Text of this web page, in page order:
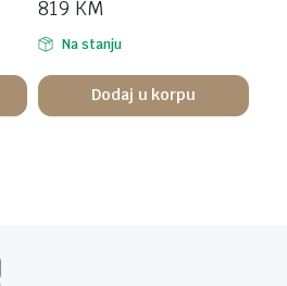
819 KM
Na stanju
Dodaj u korpu